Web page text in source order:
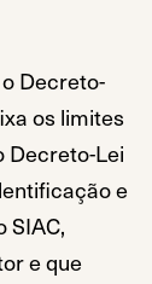
Decreto-
os limites
Decreto-Lei
e
SIAC,
e que